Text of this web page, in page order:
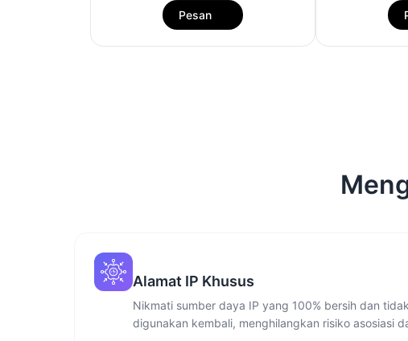
Pesan
Alamat IP Khusus
Nikmati sumber daya IP yang 100% bersih dan
digunakan kembali, menghilangkan risiko asosiasi